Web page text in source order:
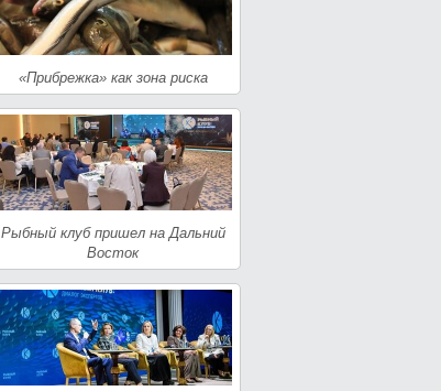
«Прибрежка» как зона риска
Рыбный клуб пришел на Дальний
Восток